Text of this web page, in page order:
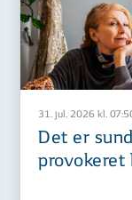
31. jul. 2026 kl.
Det er
provokeret